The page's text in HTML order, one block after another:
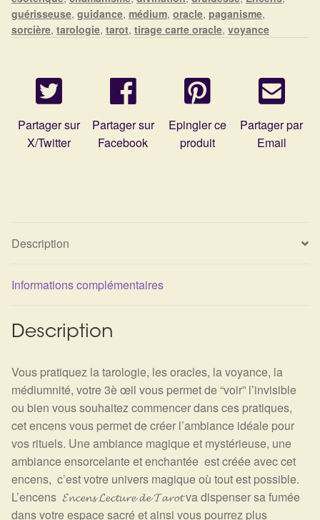
guérisseuse, guidance, médium, oracle, paganisme,
sorcière, tarologie, tarot, tirage carte oracle, voyance
Partager sur
X/Twitter
Partager sur
Facebook
Epingler ce
produit
Partager par
Email
Description
Informations complémentaires
Description
Vous pratiquez la tarologie, les oracles, la voyance, la
médiumnité, votre 3è œil vous permet de “voir” l’invisible
ou bien vous souhaitez commencer dans ces pratiques,
cet encens vous permet de créer l’ambiance idéale pour
vos rituels. Une ambiance magique et mystérieuse, une
ambiance ensorcelante et enchantée est créée avec cet
encens, c’est votre univers magique où tout est possible.
L’encens 𝓔𝓷𝓬𝓮𝓷𝓼 𝓛𝓮𝓬𝓽𝓾𝓻𝓮 𝓭𝓮 𝓣𝓪𝓻𝓸𝓽 va dispenser sa fumée
dans votre espace sacré et ainsi vous pourrez plus